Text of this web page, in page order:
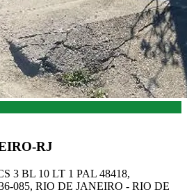
RJ
3 BL 10 LT 1 PAL 48418,
085, RIO DE JANEIRO - RIO DE